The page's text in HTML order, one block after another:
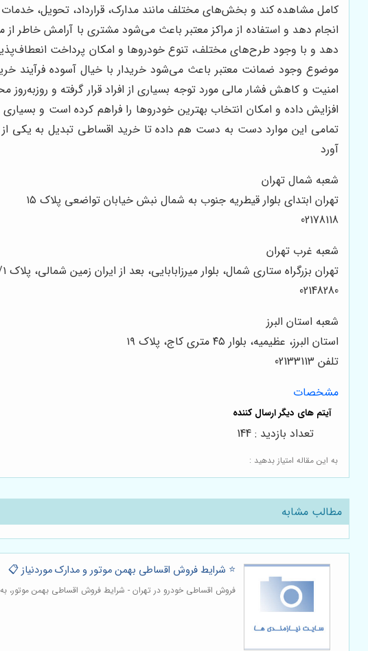
کامل مشاهده کند و بخش‌های مختلف مانند مدارک، قرارداد، تحویل،
انجام دهد و استفاده از مراکز معتبر باعث می‌شود مشتری با آرامش خاطر از
دهد و با وجود طرح‌های مختلف، تنوع خودروها و امکان پرداخت انعطاف‌پذیر
موضوع وجود ضمانت معتبر باعث می‌شود خریدار با خیال آسوده فرآیند
امنیت و کاهش فشار مالی مورد توجه بسیاری از افراد قرار گرفته و
افزایش داده و امکان انتخاب بهترین خودروها را فراهم کرده است و
تمامی این موارد دست به دست هم داده تا خرید اقساطی تبدیل به یکی
آورد
شعبه شمال تهران
تهران ابتدای بلوار قیطریه جنوب به شمال نبش خیابان تواضعی پلاک ۱۵
02178118
شعبه غرب تهران
تهران بزرگراه ستاری شمال، بلوار میرزابابایی، بعد از ایران زمین شمالی، پلاک ۱۶۸/۱
02148280
شعبه استان البرز
استان البرز، عظیمیه، بلوار ۴۵ متری کاج، پلاک ۱۹
تلفن 02133113
مشخصات
به این مقاله امتیاز بدهید :
تعداد بازدید : 144
مطالب مشابه
⭐️ شرایط فروش اقساطی بهمن موتور و مدارک موردنیاز 📋
فروش اقساطی خودرو در تهران - شرایط فروش اقساطی بهمن موتور،